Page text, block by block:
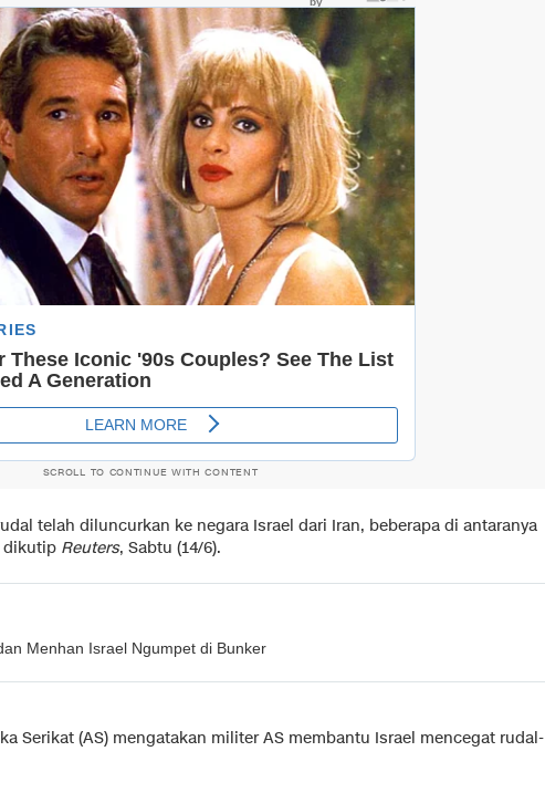
SCROLL TO CONTINUE WITH CONTENT
telah diluncurkan ke negara Israel dari Iran, beberapa di antaranya
dikutip Reuters, Sabtu (14/6).
Menhan Israel Ngumpet di Bunker
Serikat (AS) mengatakan militer AS membantu Israel mencegat rudal-